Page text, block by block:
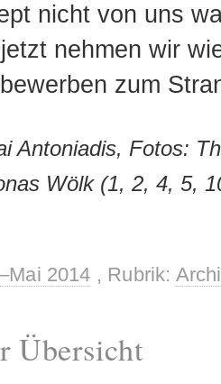
nicht von uns
nehmen wir
zum
Antoniadis, Fotos:
Wölk (1, 2, 4, 5,
2014 , Rubrik:
Übersicht